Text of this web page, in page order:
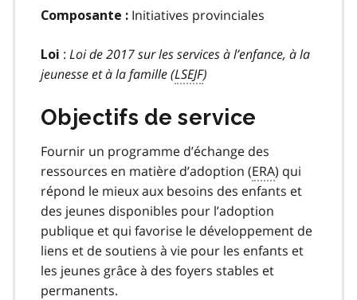
Composante : Initiatives provinciales
Loi : Loi de 2017 sur les services à l’enfance, à la
jeunesse et à la famille (LSEJF)
Objectifs de service
Fournir un programme d’échange des
ressources en matière d’adoption (ERA) qui
répond le mieux aux besoins des enfants et
des jeunes disponibles pour l’adoption
publique et qui favorise le développement de
liens et de soutiens à vie pour les enfants et
les jeunes grâce à des foyers stables et
permanents.